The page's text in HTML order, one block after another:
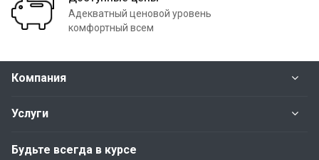
Адекватный ценовой уровень
комфортный всем
Компания
Услуги
Будьте всегда в курсе